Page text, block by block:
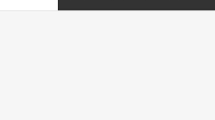
diệt